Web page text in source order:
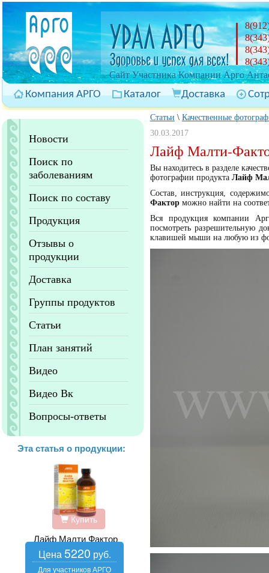
Cайт Участника Компании Арго
Компания АРГО Каталог Доставка
Новости
Поиск по
заболеваниям
Поиск по составу
Продукция
Отзывы о
продукции
Доставка
Группы продуктов
Статьи
План занятий
Видео
Видео Вк
Вопросы-ответы
Эта статья о продукции:
Купить
Лайф Малти Фактор
5220
Статьи \ Качественные
30.03.2017
Лайф Малти-
Вы находитесь в разделе
фотографии продукта Лайф
Состав, инструкция,
Фактор можно найти на
Вся продукция компании
посмотреть разрешительную
клавишей мыши на любую из